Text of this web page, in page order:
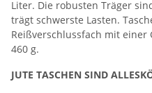
Liter. Die robusten Träger
trägt schwerste Lasten.
Reißverschlussfach mit einer
460 g.
JUTE TASCHEN SIND